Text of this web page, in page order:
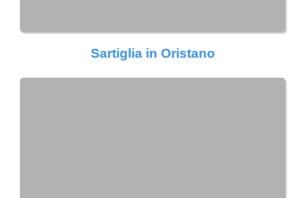
Sartiglia in Oristano